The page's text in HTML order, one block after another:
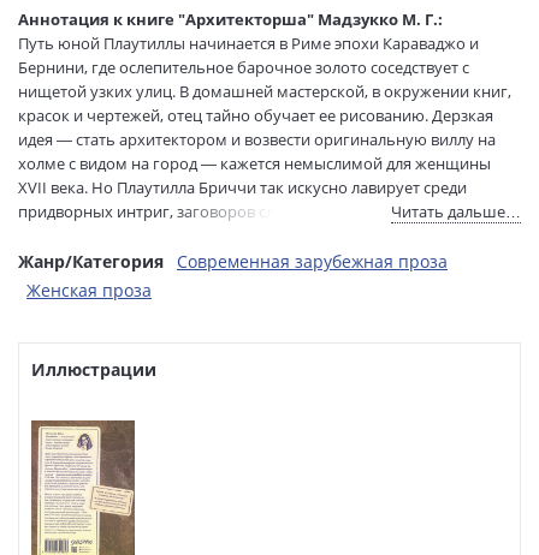
Редактор/
составитель:
Грецова Яна
Перевод:
Манухин Андрей
Тип обложки:
Мягкая обложка
Формат:
60х90 1/16
Размеры в мм
(ДхШхВ):
195x140x27
Вес:
470 гр.
Страниц:
540
Тираж:
3000 экз.
Код товара:
В продаже с:
Аннотация к книге "Архитекторша" Мадзукко М. Г.:
Путь юной Плаутиллы начинается в Риме эпохи Караваджо и
Бернини, где ослепительное барочное золото соседствует с
нищетой узких улиц. В домашней мастерской, в окружении книг,
красок и чертежей, отец тайно обучает ее рисованию. Дерзкая
идея — стать архитектором и возвести оригинальную виллу на
холме с видом на город — кажется немыслимой для женщины
XVII века. Но Плаутилла Бриччи так искусно лавирует среди
придворных интриг, заговоров служителей Ватикана и происков
осуществить свою мечту.
Мелания Мадзукко, лауреат главной итальянской литературной
вписать свое имя в историю Вечного города.
Читать дальше…
Жанр/Категория
Современная зарубежная проза
Женская проза
Иллюстрации